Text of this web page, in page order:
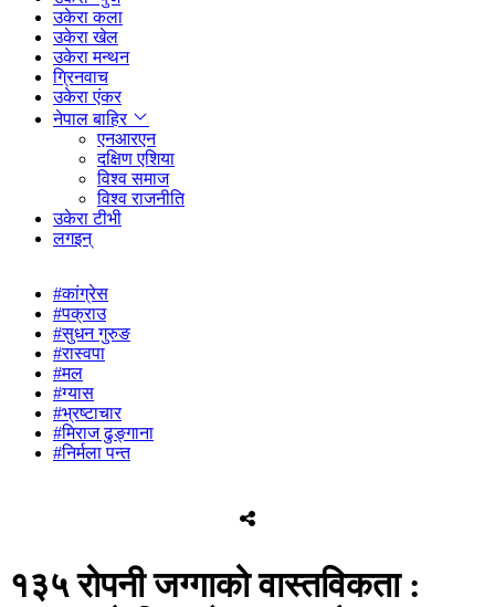
उकेरा कला
उकेरा खेल
उकेरा मन्थन
ग्रिनवाच
उकेरा एंकर
नेपाल बाहिर
एनआरएन
दक्षिण एशिया
विश्व समाज
विश्व राजनीति
उकेरा टीभी
लगइन्
#कांग्रेस
#पक्राउ
#सुधन गुरुङ
#रास्वपा
#मल
#ग्यास
#भ्रष्टाचार
#मिराज ढुङ्गाना
#निर्मला पन्त
१३५ रोपनी जग्गाको वास्तविकता :